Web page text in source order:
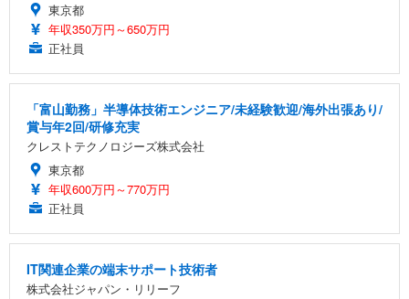
東京都
年収350万円～650万円
正社員
「富山勤務」半導体技術エンジニア/未経験歓迎/海外出張あり/
賞与年2回/研修充実
クレストテクノロジーズ株式会社
東京都
年収600万円～770万円
正社員
IT関連企業の端末サポート技術者
株式会社ジャパン・リリーフ